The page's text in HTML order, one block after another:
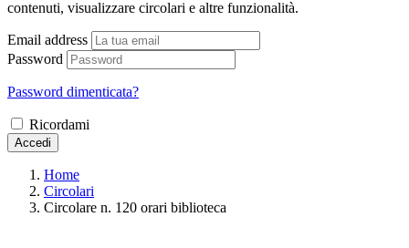
contenuti, visualizzare circolari e altre funzionalità.
Email address
Password
Password dimenticata?
Ricordami
Accedi
Home
Circolari
Circolare n. 120 orari biblioteca